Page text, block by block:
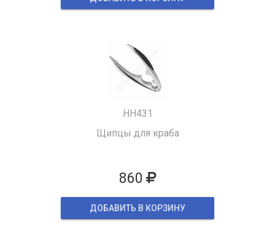
HH431
Щипцы для краба
860
ДОБАВИТЬ В КОРЗИНУ